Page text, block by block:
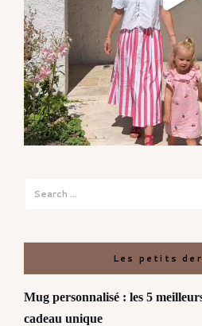
Les petits
Mug personnalisé : les 5
cadeau unique